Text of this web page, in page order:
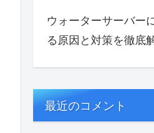
ウォーターサーバー
る原因と対策を徹底
最近のコメント